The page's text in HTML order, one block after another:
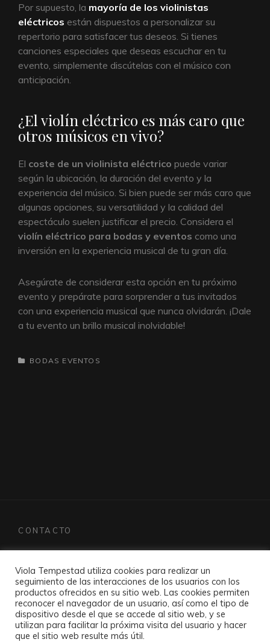
Por supuesto, la mayoría de los violinistas
eléctricos están dispuestos a personalizar su
repertorio para satisfacer tus deseos. Si tienes
canciones especiales que deseas escuchar en tu
evento, simplemente discútelas con el músico con
anticipación.
¿El violín eléctrico es más caro que
otros músicos en vivo?
El coste de un violinista eléctrico puede variar
según la ubicación, la duración del evento y la
experiencia del músico. Si bien puede ser más caro que
algunas opciones, su versatilidad y la calidad del
espectáculo suelen justificar el precio. Considera el
violín eléctrico para bodas y eventos como una
inversión en la experiencia musical de tu gran día.
Asegúrate de considerar esta opción en tu próximo
evento y prepárate para sorprender a tus invitados
con una experiencia musical que nunca olvidarán. ¡Dale
a tu evento un brillo musical inolvidable!
CATEGORÍAS
BODAS EVENTOS
CONTACTO
Viola Tempestad utiliza cookies para realizar un
seguimiento de las interacciones de los usuarios con los
productos ofrecidos en su sitio web. Las cookies permiten
reconocer el navegador de un usuario, así como el tipo de
dispositivo desde el que se accede al sitio web, y se
utilizan para facilitar la próxima visita del usuario y hacer
que el sitio web resulte más útil.